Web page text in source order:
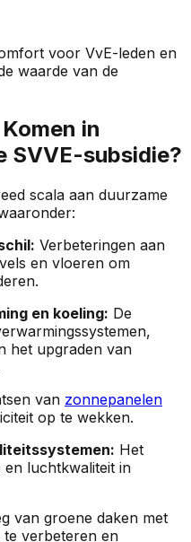
voor VvE-leden en
waarde van de
in
SVVE-subsidie?
scala aan duurzame
Verbeteringen aan
en vloeren om
en koeling: De
het upgraden van
van zonnepanelen
op te wekken.
Het
luchtkwaliteit in
van groene daken met
te verbeteren en